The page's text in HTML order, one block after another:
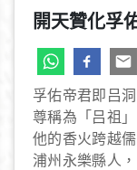
開天贊化孚
孚佑帝君即吕
尊稱為「吕祖
他的香火跨越
浦州永樂縣人